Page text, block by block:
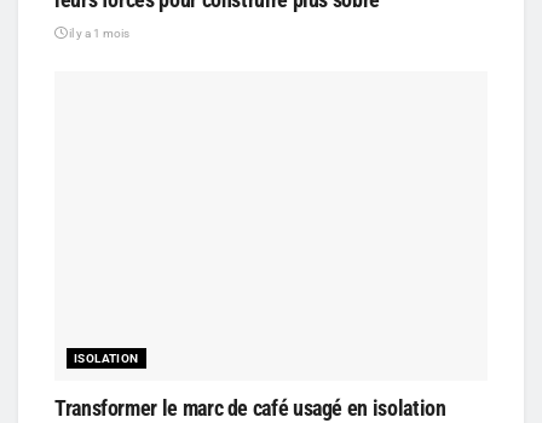
il y a 1 mois
ISOLATION
Transformer le marc de café usagé en isolation